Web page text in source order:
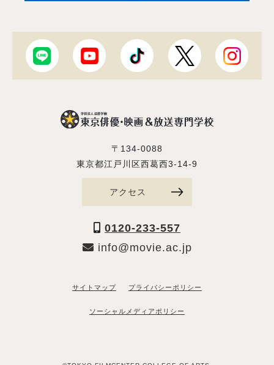
〒134-0088
東京都江戸川区西葛西3-14-9
アクセス
0120-233-557
info@movie.ac.jp
サイトマップ プライバシーポリシー
ソーシャルメディアポリシー